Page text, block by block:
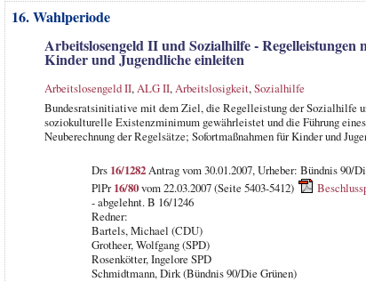
16. Wahlperiode
Arbeitslosengeld II und Sozialhilfe -
Kinder und Jugendliche einleiten
Arbeitslosengeld II,ALG II,Arbeitslosigkeit,Sozialhilfe
Bundesratsinitiative mit dem Ziel, die Regelleistung der Sozialhilfe
soziokulturelle Existenzminimum gewährleistet und die Führung
Neuberechnung der Regelsätze; Sofortmaßnahmen für Kinder und
Drs 16/1282Antrag vom 30.01.2007, Urheber: Bündnis 90/
PlPr16/80vom 22.03.2007 (Seite 5403-5412)
- abgelehnt. B 16/1246
Redner:
Bartels, Michael (CDU)
Grotheer, Wolfgang (SPD)
Rosenkötter, Ingelore SPD
Schmidtmann, Dirk (Bündnis 90/Die Grünen)